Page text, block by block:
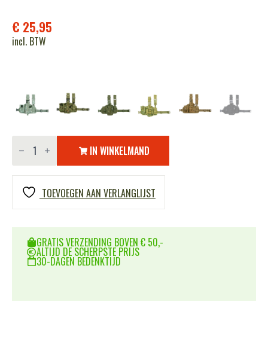
€ 25,95
incl. BTW
Hip
molle
holster
links
aantal
IN WINKELMAND
TOEVOEGEN AAN VERLANGLIJST
GRATIS VERZENDING BOVEN € 50,-
ALTIJD DE SCHERPSTE PRIJS
30-DAGEN BEDENKTIJD